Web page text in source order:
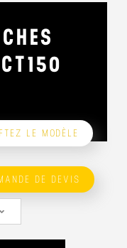
LE MODÈLE
DE DEVIS